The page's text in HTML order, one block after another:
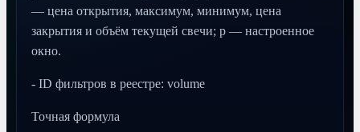
— цена открытия, максимум, минимум, цена
закрытия и объём текущей свечи; p — настроенное
окно.
- ID фильтров в реестре: volume
Точная формула